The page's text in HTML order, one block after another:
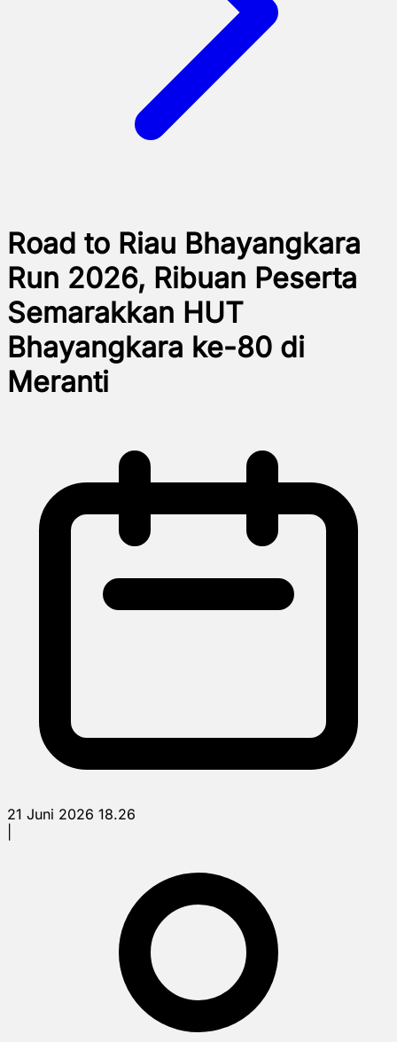
Road to Riau Bhayangkara
Run 2026, Ribuan Peserta
Semarakkan HUT
Bhayangkara ke-80 di
Meranti
21 Juni 2026 18.26